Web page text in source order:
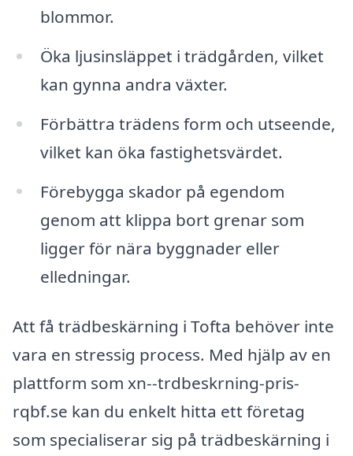
blommor.
Öka ljusinsläppet i trädgården, vilket
kan gynna andra växter.
Förbättra trädens form och utseende,
vilket kan öka fastighetsvärdet.
Förebygga skador på egendom
genom att klippa bort grenar som
ligger för nära byggnader eller
elledningar.
Att få trädbeskärning i Tofta behöver inte
vara en stressig process. Med hjälp av en
plattform som xn--trdbeskrning-pris-
rqbf.se kan du enkelt hitta ett företag
som specialiserar sig på trädbeskärning i